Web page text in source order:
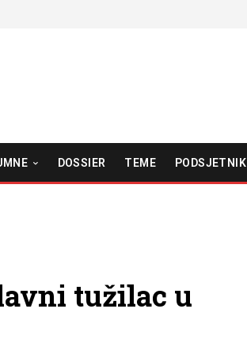
DOSSIER TEME PODSJETNIK
tužilac u